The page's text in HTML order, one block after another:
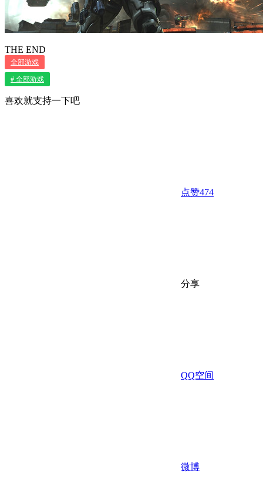
THE END
全部游戏
# 全部游戏
喜欢就支持一下吧
点赞474
分享
QQ空间
微博